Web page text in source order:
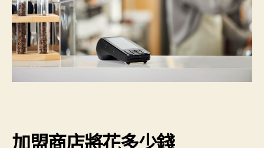
加盟商店將花多少錢